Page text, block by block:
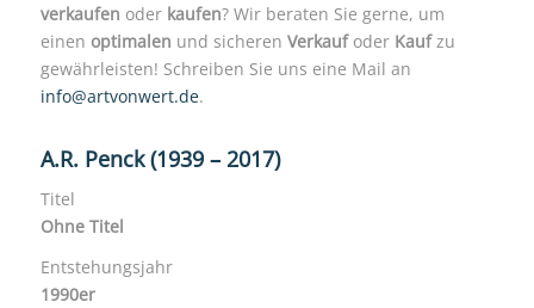
verkaufen oder kaufen? Wir beraten Sie gerne, um
einen optimalen und sicheren Verkaufoder Kaufzu
gewährleisten! Schreiben Sie uns eine Mail an
info@artvonwert.de.
A.R. Penck (1939 – 2017)
Titel
Ohne Titel
Entstehungsjahr
1990er